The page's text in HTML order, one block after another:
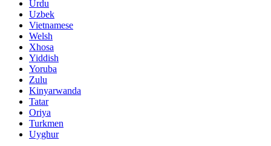
Urdu
Uzbek
Vietnamese
Welsh
Xhosa
Yiddish
Yoruba
Zulu
Kinyarwanda
Tatar
Oriya
Turkmen
Uyghur